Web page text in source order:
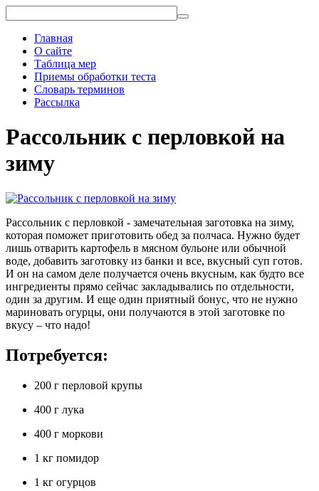
Главная
О сайте
Таблица мер
Приемы обработки теста
Словарь терминов
Рассылка
Рассольник с перловкой на
зиму
Рассольник с перловкой - замечательная заготовка на зиму,
которая поможет приготовить обед за полчаса. Нужно будет
лишь отварить картофель в мясном бульоне или обычной
воде, добавить заготовку из банки и все, вкусный суп готов.
И он на самом деле получается очень вкусным, как будто все
ингредиенты прямо сейчас закладывались по отдельности,
один за другим. И еще один приятный бонус, что не нужно
мариновать огурцы, они получаются в этой заготовке по
вкусу – что надо!
Потребуется:
200 г перловой крупы
400 г лука
400 г моркови
1 кг помидор
1 кг огурцов